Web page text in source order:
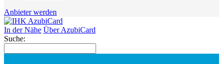
Anbieter werden
In der Nähe Über AzubiCard
Suche: